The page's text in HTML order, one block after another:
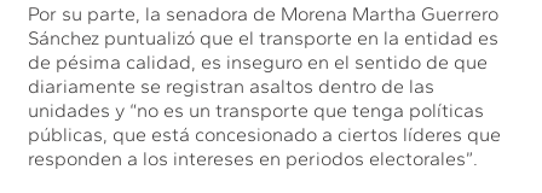
Por su parte, la senadora de Morena Martha Guerrero
Sánchez puntualizó que el transporte en la entidad es
de pésima calidad, es inseguro en el sentido de que
diariamente se registran asaltos dentro de las
unidades y “no es un transporte que tenga políticas
públicas, que está concesionado a ciertos líderes que
responden a los intereses en periodos electorales”.